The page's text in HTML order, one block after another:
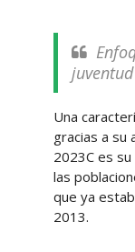
juventud
Una
gracias a su
2023C es
las
que ya
2013.